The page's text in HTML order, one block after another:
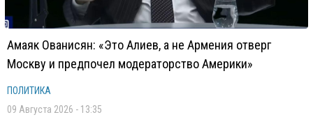
Амаяк Ованисян: «Это Алиев, а не Армения отверг
Москву и предпочел модераторство Америки»
ПОЛИТИКА
09 Августа 2026 - 13:35